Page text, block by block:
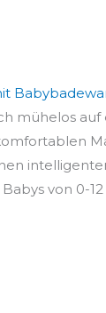
mühelos
von 0-